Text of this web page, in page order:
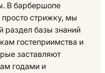
В барбершопе
стрижку, мы
раздел базы знаний
гостеприимства и
заставляют
годами и